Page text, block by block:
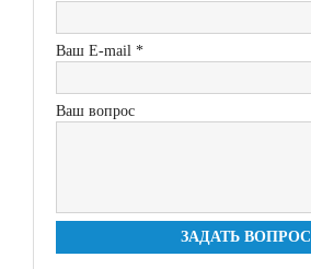
Ваш E-mail *
Ваш вопрос
ЗАДАТЬ ВОПРОС